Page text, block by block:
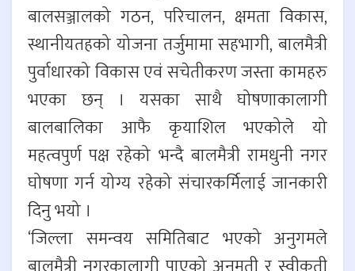
बालसञ्जालको गठन, परिचालन, क्षमता विकास,
स्थानीयतहको योजना तर्जुमामा सहभागी, बालमैत्री
पुर्वाधारको विकास एवं सचेतीकरण जस्ता कामहरु
भएका छन् । यसका साथै घोषणाकालागी
बालबालिका आफै कृयाशिल भएकोले यो
महत्वपुर्ण पक्ष रहेको भन्दै बालमैत्री रामधुनी नगर
घोषणा गर्न योग्य रहेको संचारकर्मिलाई जानकारी
दिनु भयो ।
‘जिल्ला समन्वय समितिबाट भएको अनुगमले